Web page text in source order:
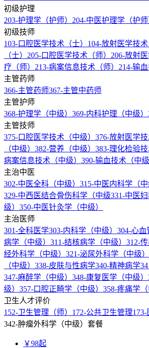
初级护理
203-护理学（护师） 204-中医护理学（护师
初级技师
103-口腔医学技术（士） 104-放射医学技术
（士） 205-口腔医学技术（师） 206-放射
疗（师） 213-病案信息技术（师） 214-输
主管药师
366-主管药师367-主管中药师
主管护师
368-护理学（中级） 369-内科护理（中级）
主管技师
375-口腔医学技术（中级） 376-放射医学技
（中级） 382-营养（中级） 383-理化检验技
病案信息技术（中级） 390-输血技术（中级
主治中医
302-中医全科（中级） 315-中医内科学（中
329-中西医结合骨伤科学（中级331-中医
级） 350-中医针灸学（中级）
主治医师
301-全科医学303-内科学（中级） 304-心血
病学（中级） 311-结核病学（中级） 312-
经外科学（中级） 321-泌尿外科学（中级）
（中级） 338-皮肤与性病学340-精神病学
347-麻醉学（中级） 348-康复医学（中级）
级） 357-口腔正畸学（中级） 358-疼痛学（
卫生人才评价
152-卫生管理（师） 172-公共卫生管理
342-肿瘤外科学（中级）套餐
￥98起